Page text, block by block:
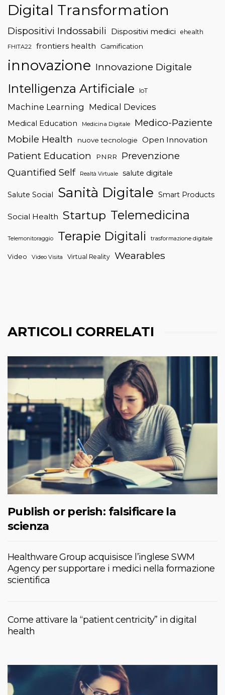
Digital Transformation
Dispositivi Indossabili Dispositivi medici ehealth
FHITA22 frontiers health Gamification
innovazione Innovazione Digitale
Intelligenza Artificiale IoT
Machine Learning Medical Devices
Medical Education Medicina Digitale
Medico-Paziente
Mobile Health
nuove tecnologie Open Innovation
Patient Education PNRR
Prevenzione
Quantified Self
Realtà Virtuale salute digitale
Salute Social Sanità Digitale Smart Products
Social Health Startup Telemedicina
Telemonitoraggio Terapie Digitali trasformazione digitale
Video Video Visita Virtual Reality Wearables
ARTICOLI CORRELATI
Publish or perish: falsificare la
scienza
Healthware Group acquisisce l’inglese SWM
Agency per supportare i medici nella formazione
scientifica
Come attivare la “patient centricity” in digital
health